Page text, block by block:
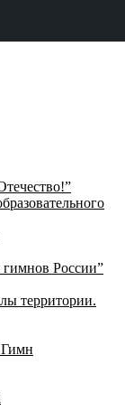
гимнов России”
территории.